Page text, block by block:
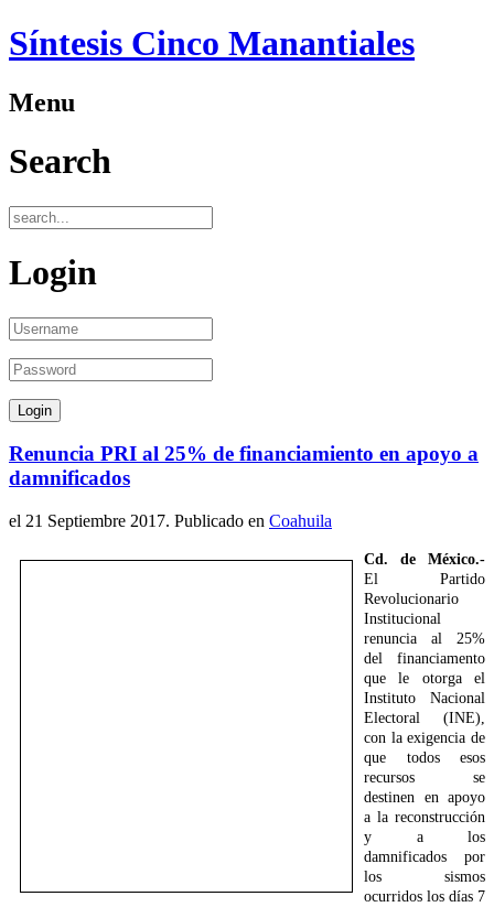
Síntesis Cinco Manantiales
Menu
Search
Login
Renuncia PRI al 25% de financiamiento en apoyo a
damnificados
el 21 Septiembre 2017. Publicado en Coahuila
Cd. de México.-
El Partido
Revolucionario
Institucional
renuncia al 25%
del financiamento
que le otorga el
Instituto Nacional
Electoral (INE),
con la exigencia de
que todos esos
recursos se
destinen en apoyo
a la reconstrucción
y a los
damnificados por
los sismos
ocurridos los días 7